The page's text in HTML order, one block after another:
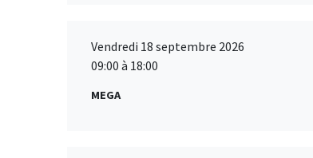
Vendredi 18 septembre 2026
09:00 à 18:00
MEGA